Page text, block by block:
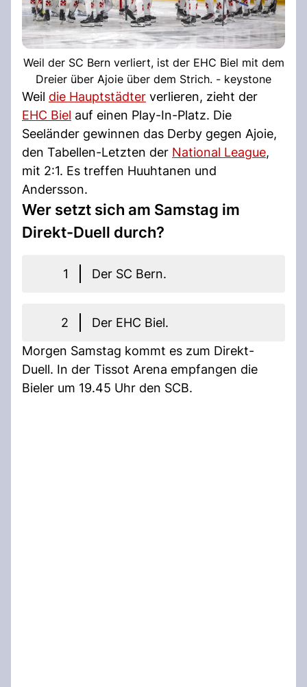
Weil der SC Bern verliert, ist der EHC Biel mit dem
Dreier über Ajoie über dem Strich. - keystone
Weil die Hauptstädter verlieren, zieht der
EHC Biel auf einen Play-In-Platz. Die
Seeländer gewinnen das Derby gegen Ajoie,
den Tabellen-Letzten der National League,
mit 2:1. Es treffen Huuhtanen und
Andersson.
Wer setzt sich am Samstag im
Direkt-Duell durch?
1 Der SC Bern.
2
Der EHC Biel.
Morgen Samstag kommt es zum Direkt-
Duell. In der Tissot Arena empfangen die
Bieler um 19.45 Uhr den SCB.